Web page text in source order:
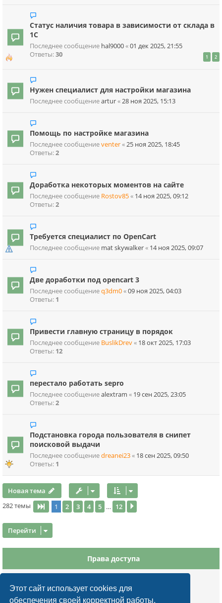
Этот сайт использует cookies для
обеспечения своей корректной работы.
Статус наличия товара в зависимости от склада в
1С
Последнее сообщение hal9000«01 дек 2025, 21:55
Ответы:30 1 2
Нужен специалист для настройки магазина
Последнее сообщениеartur«28 ноя 2025, 15:13
Помощь по настройке магазина
Последнее сообщениеventer«25 ноя 2025, 18:45
Ответы:2
Доработка некоторых моментов на сайте
Последнее сообщение Rostov85« 14 ноя 2025, 09:12
Ответы:2
Требуется специалист по OpenCart
Последнее сообщение mat skywalker« 14 ноя 2025, 09:07
Две доработки под opencart 3
Последнее сообщениеq3dm0«09 ноя 2025, 04:03
Ответы: 1
Привести главную страницу в порядок
Последнее сообщение BuslikDrev« 18 окт 2025, 17:03
Ответы: 12
перестало работать sepro
Последнее сообщениеalextram « 19 сен 2025, 23:05
Ответы:2
Подстановка города пользователя в снипет
поисковой выдачи
Последнее сообщениеdreanei23« 18 сен 2025, 09:50
Ответы: 1
Новая тема
282 темы Страница из 12
1 2 3 4 5 … 12
Перейти
Права доступа
Выне можетеотвечать на сообщения
Выне можетередактировать свои сообщения